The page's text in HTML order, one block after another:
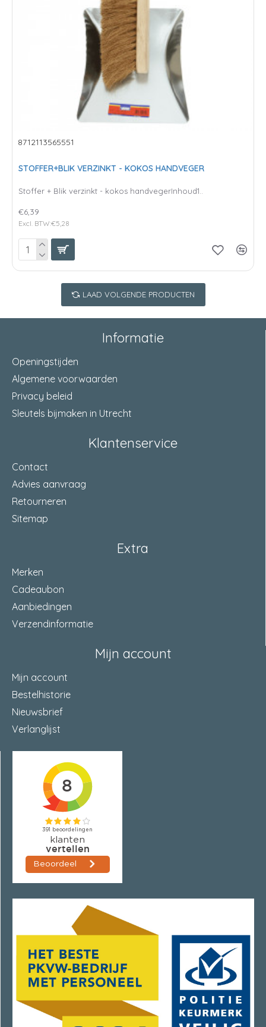
8712113565551
STOFFER+BLIK VERZINKT - KOKOS HANDVEGER
Stoffer + Blik verzinkt - kokos handvegerInhoud1..
€6,39
Excl. BTW:€5,28
LAAD VOLGENDE PRODUCTEN
Informatie
Openingstijden
Algemene voorwaarden
Privacy beleid
Sleutels bijmaken in Utrecht
Klantenservice
Contact
Advies aanvraag
Retourneren
Sitemap
Extra
Merken
Cadeaubon
Aanbiedingen
Verzendinformatie
Mijn account
Mijn account
Bestelhistorie
Nieuwsbrief
Verlanglijst